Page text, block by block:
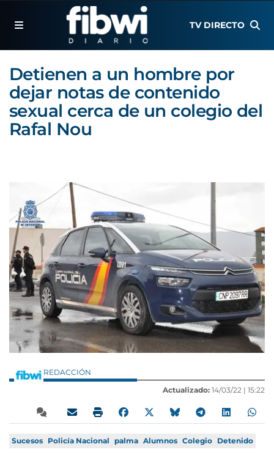
TV DIRECTO
Detienen a un hombre por
dejar notas de contenido
sexual cerca de un colegio del
Rafal Nou
REDACCIÓN
Actualizado: 14/03/22 | 15:22
Sucesos Policía Nacional palma Alumnos Colegio Detenido